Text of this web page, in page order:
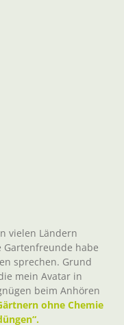
vielen Ländern
Gartenfreunde habe
sprechen. Grund
mein Avatar in
beim Anhören
ohne Chemie